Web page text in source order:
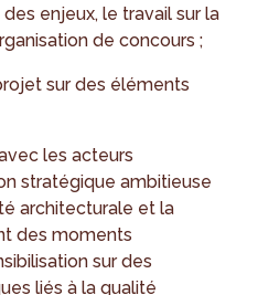
enjeux, le travail sur la
de concours ;
sur des éléments
les acteurs
stratégique ambitieuse
architecturale et la
des moments
sur des
liés à la qualité